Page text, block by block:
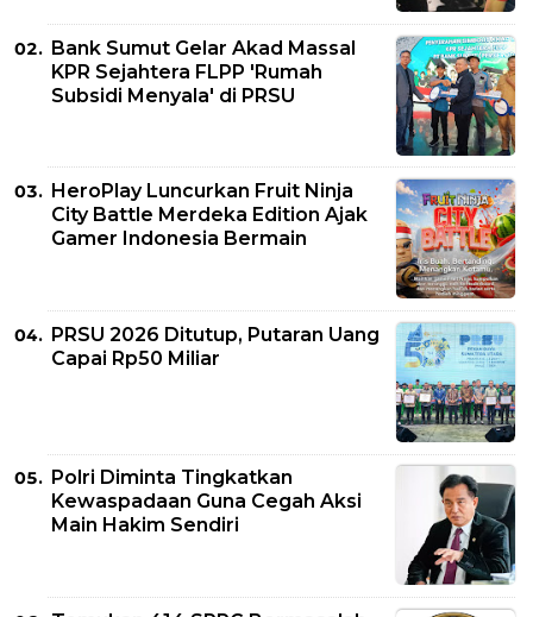
Bank Sumut Gelar Akad Massal
KPR Sejahtera FLPP 'Rumah
Subsidi Menyala' di PRSU
HeroPlay Luncurkan Fruit Ninja
City Battle Merdeka Edition Ajak
Gamer Indonesia Bermain
PRSU 2026 Ditutup, Putaran Uang
Capai Rp50 Miliar
Polri Diminta Tingkatkan
Kewaspadaan Guna Cegah Aksi
Main Hakim Sendiri